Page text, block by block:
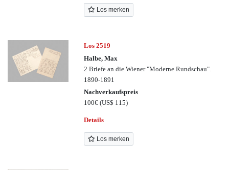
Los merken
Los 2519
Halbe, Max
2 Briefe an die Wiener "Moderne Rundschau".
1890-1891
Nachverkaufspreis
100€(US$ 115)
Details
Los merken